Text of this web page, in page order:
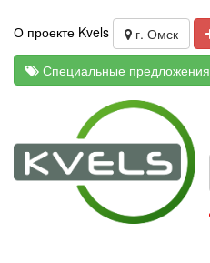
О проекте Kvels г. Омск
Специальные предложения